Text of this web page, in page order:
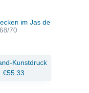
im Jas de
70
Kunstdruck
€55.33